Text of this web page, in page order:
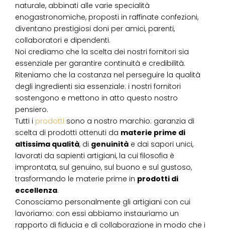
naturale, abbinati alle varie specialità
enogastronomiche, proposti in raffinate confezioni,
diventano prestigiosi doni per amici, parenti,
collaboratori e dipendenti.
Noi crediamo che la scelta dei nostri fornitori sia
essenziale per garantire continuità e credibilità.
Riteniamo che la costanza nel perseguire la qualità
degli ingredienti sia essenziale: i nostri fornitori
sostengono e mettono in atto questo nostro
pensiero.
Tutti i prodotti sono a nostro marchio: garanzia di
scelta di prodotti ottenuti da materie prime di
altissima qualità, di genuinità e dai sapori unici,
lavorati da sapienti artigiani, la cui filosofia è
improntata, sul genuino, sul buono e sul gustoso,
trasformando le materie prime in prodotti di
eccellenza.
Conosciamo personalmente gli artigiani con cui
lavoriamo: con essi abbiamo instauriamo un
rapporto di fiducia e di collaborazione in modo che i